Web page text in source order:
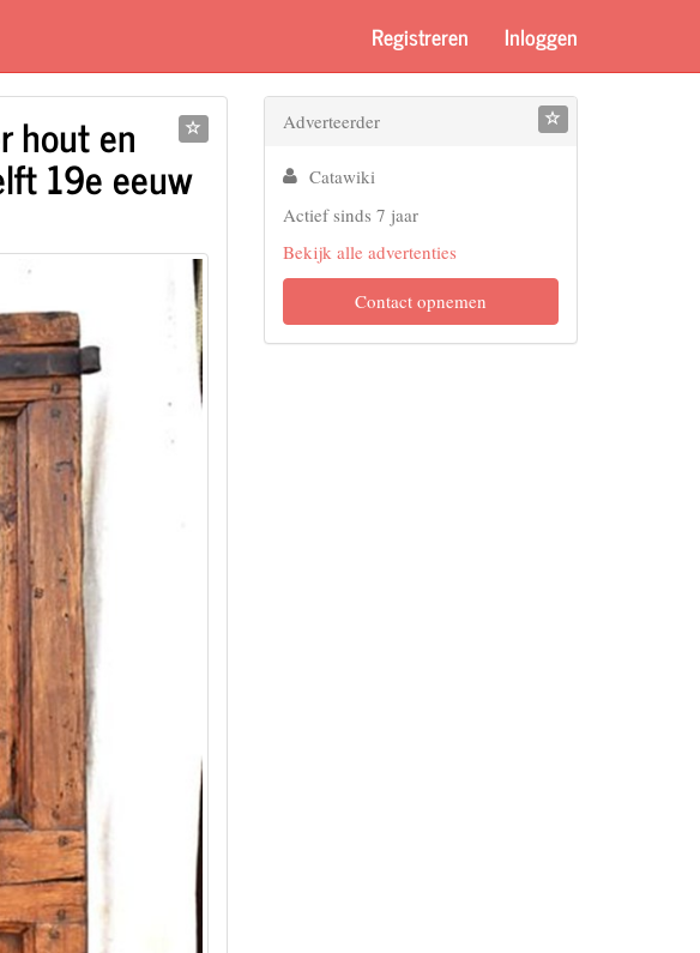
Registreren Inloggen
hout en
19e eeuw
Adverteerder
Catawiki
Actief sinds 7 jaar
Bekijk alle advertenties
Contact opnemen